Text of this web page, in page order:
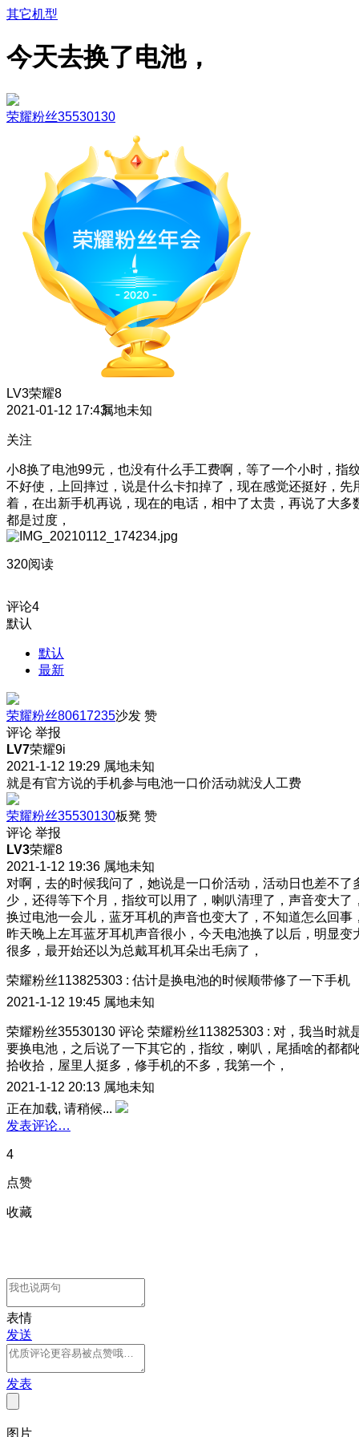
其它机型
今天去换了电池，
荣耀粉丝35530130
LV3荣耀8
2021-01-12 17:43属地未知
关注
小8换了电池99元，也没有什么手工费啊，等了一个小时，指
不好使，上回摔过，说是什么卡扣掉了，现在感觉还挺好，先
着，在出新手机再说，现在的电话，相中了太贵，再说了大多
都是过度，
320阅读
评论4
默认
默认
最新
荣耀粉丝80617235沙发 赞
评论 举报
LV7荣耀9i
2021-1-12 19:29 属地未知
就是有官方说的手机参与电池一口价活动就没人工费
荣耀粉丝35530130板凳 赞
评论 举报
LV3荣耀8
2021-1-12 19:36 属地未知
对啊，去的时候我问了，她说是一口价活动，活动日也差不了
少，还得等下个月，指纹可以用了，喇叭清理了，声音变大了
换过电池一会儿，蓝牙耳机的声音也变大了，不知道怎么回事
昨天晚上左耳蓝牙耳机声音很小，今天电池换了以后，明显变
很多，最开始还以为总戴耳机耳朵出毛病了，
荣耀粉丝113825303 : 估计是换电池的时候顺带修了一下手机
2021-1-12 19:45 属地未知
荣耀粉丝35530130 评论 荣耀粉丝113825303 : 对，我当时就
要换电池，之后说了一下其它的，指纹，喇叭，尾插啥的都都
拾收拾，屋里人挺多，修手机的不多，我第一个，
2021-1-12 20:13 属地未知
正在加载, 请稍候...
发表评论…
4
点赞
收藏
表情
发送
发表
图片